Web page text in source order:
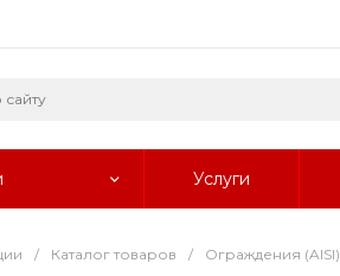
Услуги
/ Каталог товаров / Ограждения (AISI)